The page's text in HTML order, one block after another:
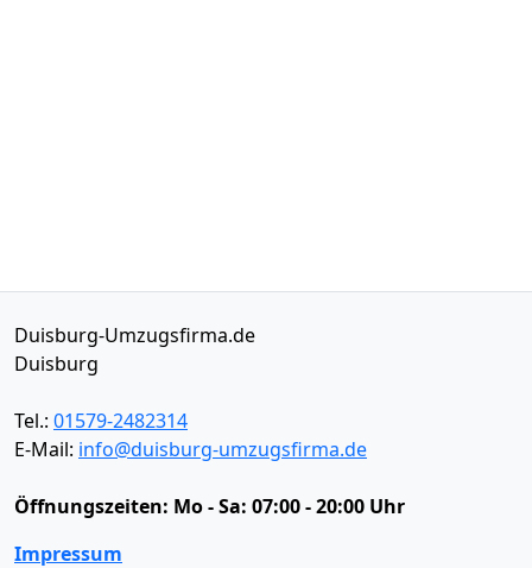
Duisburg-Umzugsfirma.de
Duisburg
Tel.: 01579-2482314
E-Mail: info@duisburg-umzugsfirma.de
Öffnungszeiten: Mo - Sa: 07:00 - 20:00 Uhr
Impressum